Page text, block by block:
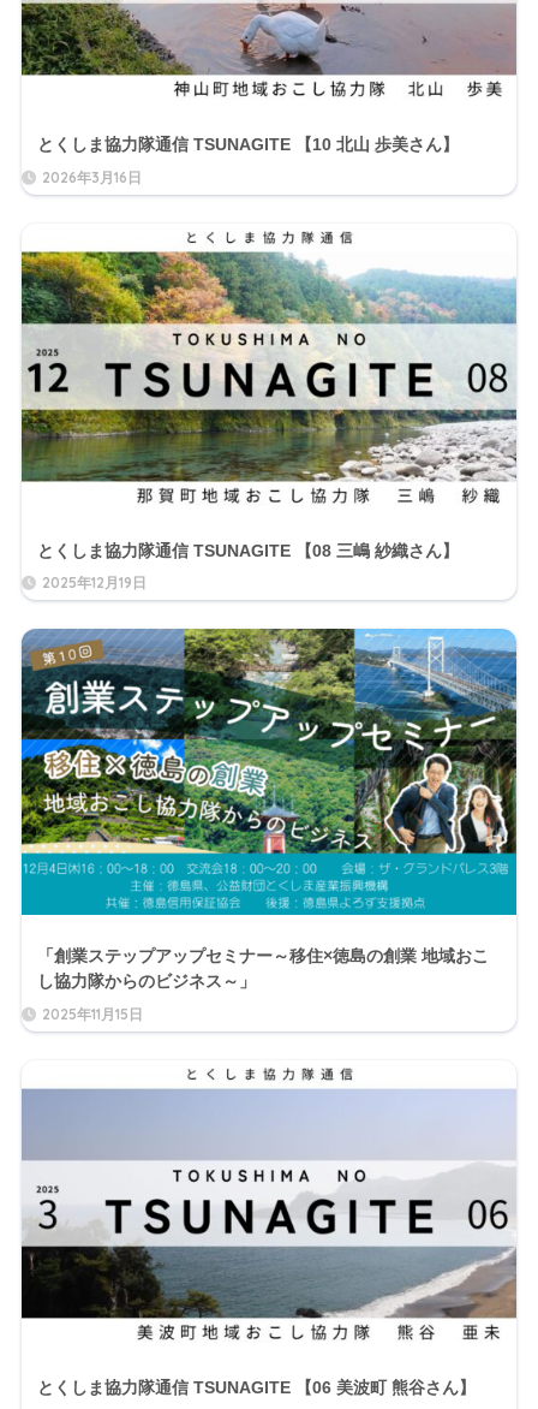
2026年3月16日
とくしま協力隊通信 TSUNAGITE 【10 北山 歩美さん】
2025年12月19日
とくしま協力隊通信 TSUNAGITE 【08 三嶋 紗織さん】
2025年11月15日
「創業ステップアップセミナー～移住×徳島の創業 地域おこ
し協力隊からのビジネス～」
とくしま協力隊通信 TSUNAGITE 【06 美波町 熊谷さん】